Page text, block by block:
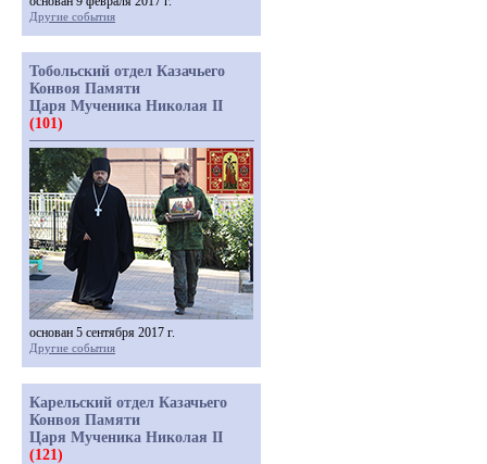
Другие события
Тобольский отдел Казачьего
Конвоя Памяти
Царя Мученика Николая II
(101)
основан 5 сентября 2017 г.
Другие события
Карельский отдел Казачьего
Конвоя Памяти
Царя Мученика Николая II
(121)